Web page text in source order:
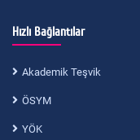
Hızlı Bağlantılar
Akademik Teşvik
ÖSYM
YÖK